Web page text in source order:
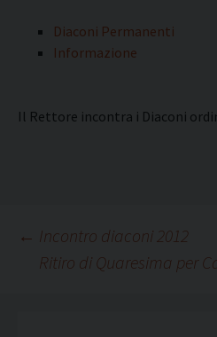
Diaconi Permanenti
Informazione
Il Rettore incontra i Diaconi
← Incontro diaconi 2012
Ritiro di Quaresima per